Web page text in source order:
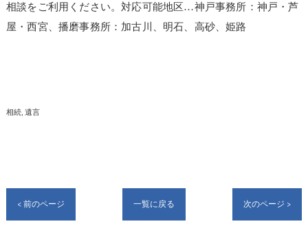
相談をご利用ください。対応可能地区…神戸事務所：神戸・芦
屋・西宮、播磨事務所： 加古川、明石、高砂、姫路
相続 遺言
< 前のページ 一覧に戻る 次のページ >